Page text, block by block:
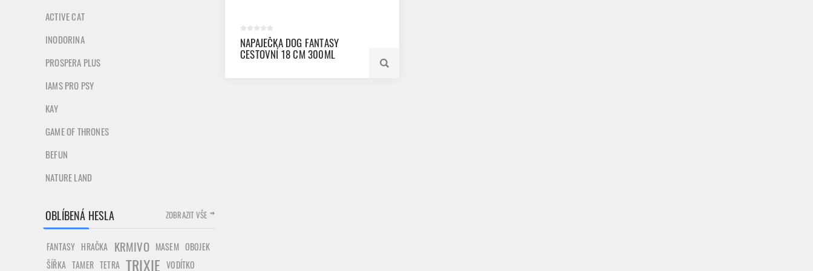
NAPAJEČKA DOG FANTASY
CESTOVNÍ 18 CM 300ML
ACTIVE CAT
INODORINA
PROSPERA PLUS
IAMS PRO PSY
KAY
GAME OF THRONES
BEFUN
NATURE LAND
OBLÍBENÁ HESLA
FANTASY HRAČKA KRMIVO MASEM OBOJEK
ŠÍŘKA TAMER TETRA TRIXIE VODÍTKO
ZOBRAZIT VŠE